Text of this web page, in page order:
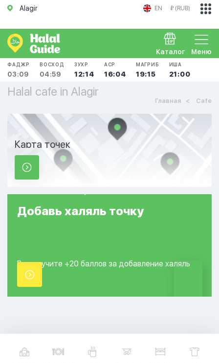
Alagir EN ₽ (RUB)
Меню
Каталог
ФАДЖР
03:09
ВОСХОД
04:59
ЗУХР
12:14
АСР
16:04
МАГРИБ
19:15
ИША
21:00
Halal cafe in Alagir
Главная Cafe
Карта точек
Добавь халяль точку
Вы получите +20 баллов за добавление халяль
точки.